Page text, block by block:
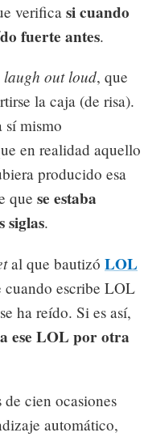
verifica si cuando
fuerte antes.
laugh out loud, que
la caja (de risa).
sí mismo
en realidad aquello
producido esa
que se estaba
siglas.
al que bautizó LOL
escribe LOL
ha reído. Si es así,
ese LOL por otra
cien ocasiones
automático,